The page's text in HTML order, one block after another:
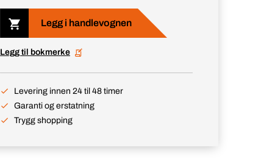
Legg i handlevognen
Legg til bokmerke
Levering innen 24 til 48 timer
Garanti og erstatning
Trygg shopping